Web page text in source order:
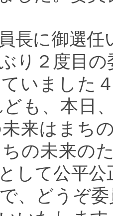
長に御選任
り２度目
いました
も、本日
来はまち
の未来の
して公平
、どうぞ